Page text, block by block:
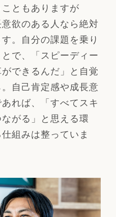
ともありますが
意欲のある人なら絶対
。自分の課題を乗り
で、「スピーディー
できるんだ」と自覚
自己肯定感や成長意
れば、「すべてスキ
がる」と思える環
組みは整っていま